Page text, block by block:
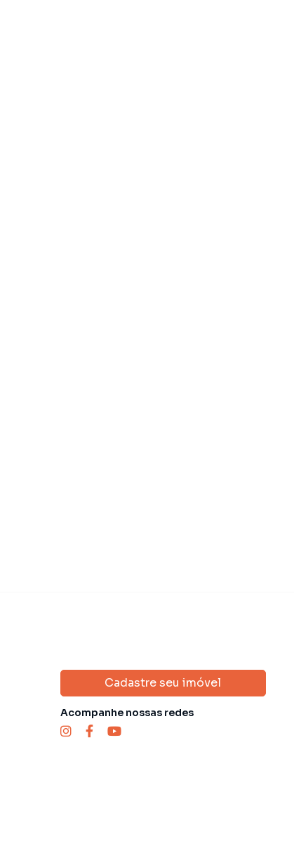
Cadastre seu imóvel
Acompanhe nossas redes